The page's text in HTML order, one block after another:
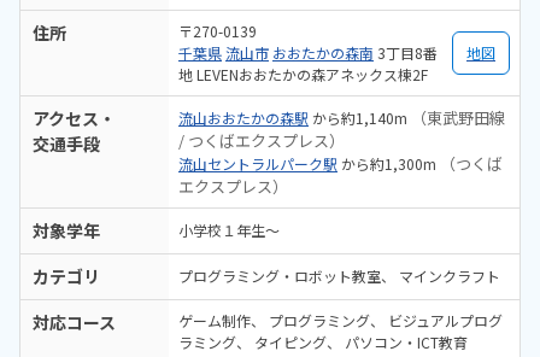
住所
〒270-0139
千葉県流山市 おおたかの森南 3丁目8番
地 LEVENおおたかの森アネックス棟2F
地図
アクセス・
交通手段
流山おおたかの森駅 から約1,140m
（東武野田線
/ つくばエクスプレス）
流山セントラルパーク駅 から約1,300m
（つくば
エクスプレス）
対象学年 小学校１年生〜
カテゴリ プログラミング・ロボット教室 マインクラフト
対応コース ゲーム制作 プログラミング
ビジュアルプログ
ラミング
タイピング パソコン・ICT教育